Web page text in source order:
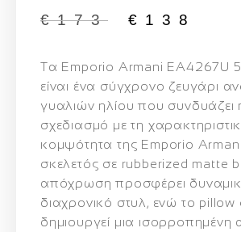
€173 € 138
Τα Emporio Armani EA4267U
είναι ένα σύγχρονο ζευγάρι
γυαλιών ηλίου που συνδυάζει
σχεδιασμό με τη
κομψότητα της Emporio
σκελετός σε rubberized matte
απόχρωση προσφέρει
διαχρονικό στυλ, ενώ το pillow
δημιουργεί μια ισορροπημένη